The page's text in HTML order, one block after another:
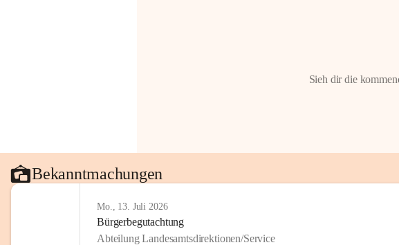
Sieh dir die
Bekanntmachungen
Mo., 13. Juli 2026
Bürgerbegutachtung
Abteilung Landesamtsdirektionen/Service